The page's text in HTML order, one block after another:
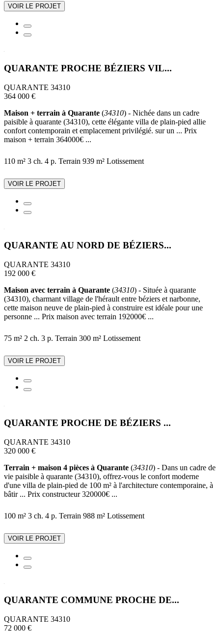
VOIR LE PROJET
QUARANTE PROCHE BÉZIERS VIL...
QUARANTE 34310
364 000 €
Maison + terrain à Quarante (34310) - Nichée dans un cadre
paisible à quarante (34310), cette élégante villa de plain-pied allie
confort contemporain et emplacement privilégié. sur un ... Prix
maison + terrain 364000€ ...
110 m² 3 ch. 4 p. Terrain 939 m² Lotissement
VOIR LE PROJET
QUARANTE AU NORD DE BÉZIERS...
QUARANTE 34310
192 000 €
Maison avec terrain à Quarante (34310) - Située à quarante
(34310), charmant village de l'hérault entre béziers et narbonne,
cette maison neuve de plain-pied à construire est idéale pour une
personne ... Prix maison avec terrain 192000€ ...
75 m² 2 ch. 3 p. Terrain 300 m² Lotissement
VOIR LE PROJET
QUARANTE PROCHE DE BÉZIERS ...
QUARANTE 34310
320 000 €
Terrain + maison 4 pièces à Quarante (34310) - Dans un cadre de
vie paisible à quarante (34310), offrez-vous le confort moderne
d'une villa de plain-pied de 100 m² à l'architecture contemporaine, à
bâtir ... Prix constructeur 320000€ ...
100 m² 3 ch. 4 p. Terrain 988 m² Lotissement
VOIR LE PROJET
QUARANTE COMMUNE PROCHE DE...
QUARANTE 34310
72 000 €